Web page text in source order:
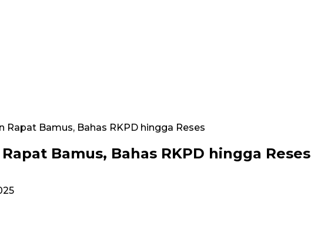
Rapat Bamus, Bahas RKPD hingga Reses
Bamus, Bahas RKPD hingga Reses